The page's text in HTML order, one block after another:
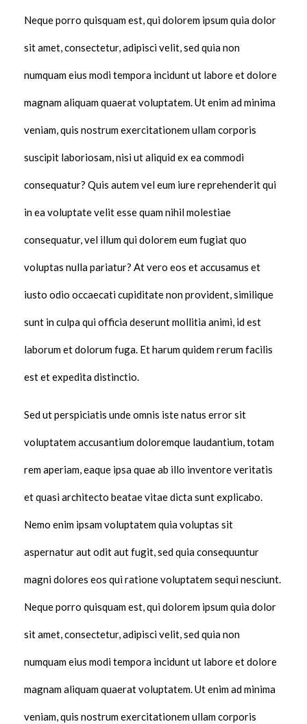
Neque porro quisquam est, qui dolorem ipsum quia dolor
sit amet, consectetur, adipisci velit, sed quia non
numquam eius modi tempora incidunt ut labore et dolore
magnam aliquam quaerat voluptatem. Ut enim ad minima
veniam, quis nostrum exercitationem ullam corporis
suscipit laboriosam, nisi ut aliquid ex ea commodi
consequatur? Quis autem vel eum iure reprehenderit qui
in ea voluptate velit esse quam nihil molestiae
consequatur, vel illum qui dolorem eum fugiat quo
voluptas nulla pariatur? At vero eos et accusamus et
iusto odio occaecati cupiditate non provident, similique
sunt in culpa qui officia deserunt mollitia animi, id est
laborum et dolorum fuga. Et harum quidem rerum facilis
est et expedita distinctio.
Sed ut perspiciatis unde omnis iste natus error sit
voluptatem accusantium doloremque laudantium, totam
rem aperiam, eaque ipsa quae ab illo inventore veritatis
et quasi architecto beatae vitae dicta sunt explicabo.
Nemo enim ipsam voluptatem quia voluptas sit
aspernatur aut odit aut fugit, sed quia consequuntur
magni dolores eos qui ratione voluptatem sequi nesciunt.
Neque porro quisquam est, qui dolorem ipsum quia dolor
sit amet, consectetur, adipisci velit, sed quia non
numquam eius modi tempora incidunt ut labore et dolore
magnam aliquam quaerat voluptatem. Ut enim ad minima
veniam, quis nostrum exercitationem ullam corporis